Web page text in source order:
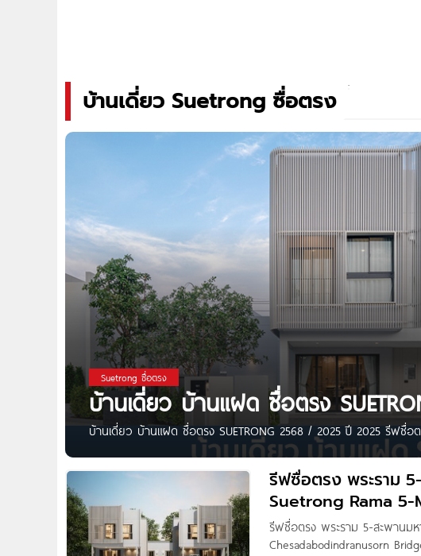
บ้านเดี่ยว Suetrong ซื่อตรง
Suetrong ซื่อตรง
บ้านเดี่ยว บ้านแฝด ซื่อตรง
บ้านเดี่ยว บ้านแฝด ซื่อตรง SUETRONG 2568 / 2025 ปี 2025 รีฟซื่อ
Suetrong Rama 5-Maha Chesadabodindranusorn Bridge เริ่ม
Suetrong Serene Pattaya-Sattahip
รีฟซื่อตรง พระราม
Suetrong Rama
Bridge เริ่ม
รีฟซื่อตรง พระราม 5-สะพานมห
Chesadabodindranusorn